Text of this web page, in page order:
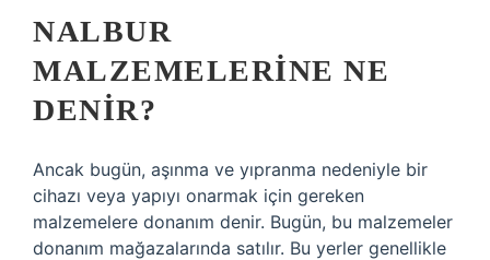
NALBUR
MALZEMELERINE NE
DENIR?
Ancak bugün, aşınma ve yıpranma nedeniyle bir
cihazı veya yapıyı onarmak için gereken
malzemelere donanım denir. Bugün, bu malzemeler
donanım mağazalarında satılır. Bu yerler genellikle